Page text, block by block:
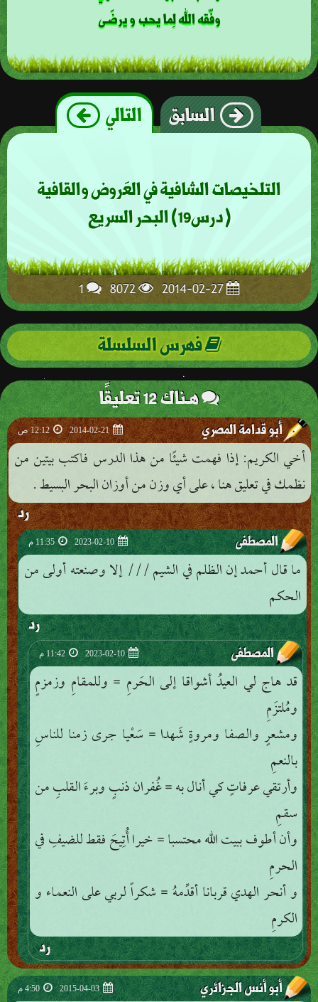
وفّقه الله لِما يحب و يرضَـى
السابق التالي
التلخيصات الشافية في العَروض والقافية
(درس19) البحر السريع
2014-02-27
8072
فهرس السلسلة
هـناك 12 تعليقًا
أبو قدامة المصري 2014-02-21 12:12 ص
أخي الكريم: إذا فهمت شيئًا من هذا الدرس فاكتب بيتين من
نظمك في تعليق هنا ، على أي وزن من أوزان البحر البسيط .
رد
المصطفى 2023-02-10 11:35 م
ما قال أحمد إن الظلم في الشيم /// إلا وصنعته أولى من
الحكم
رد
المصطفى 2023-02-10 11:42 م
قد هاج لي العيدُ أشواقا إلى الحَرمِ = وللمقامِ وزمزمٍ
ومُلتزَمِ
ومشعرٍ والصفا ومروةٍ شَهدا = سَعْيا جرى زمنا للناسِ
بالنعمِ
وأرتقي عرفاتٍ كي أنال به = غُفران ذنبٍ وبرءَ القلبِ من
سقمِ
وأن أطوف ببيت الله محتسبا = خيرا أُتِيحَ فقط للضيفِ في
الحرمِ
و أنحر الهدي قربانا أقدِّمهُ = شكراً لربي على النعماء و
الكرمِ
رد
أبو أنس الجزائري 2015-04-03 4:50 م